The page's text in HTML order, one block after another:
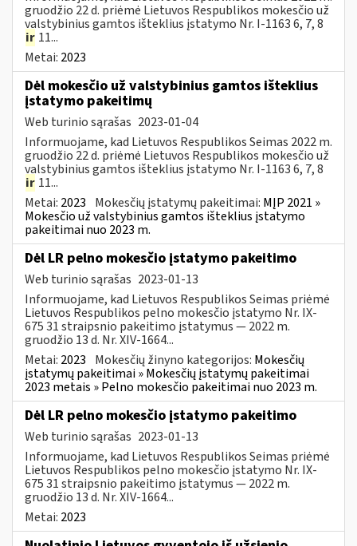
gruodžio 22 d. priėmė Lietuvos Respublikos mokesčio už
valstybinius gamtos išteklius įstatymo Nr. I-1163 6, 7, 8
ir 11...
Metai: 2023
Dėl mokesčio už valstybinius gamtos išteklius
įstatymo pakeitimų
Web turinio sąrašas 2023-01-04
Informuojame, kad Lietuvos Respublikos Seimas 2022 m.
gruodžio 22 d. priėmė Lietuvos Respublikos mokesčio už
valstybinius gamtos išteklius įstatymo Nr. I-1163 6, 7, 8
ir 11...
Metai: 2023 Mokesčių įstatymų pakeitimai: MĮP 2021 »
Mokesčio už valstybinius gamtos išteklius įstatymo
pakeitimai nuo 2023 m.
Dėl LR pelno mokesčio įstatymo pakeitimo
Web turinio sąrašas 2023-01-13
Informuojame, kad Lietuvos Respublikos Seimas priėmė
Lietuvos Respublikos pelno mokesčio įstatymo Nr. IX-
675 31 straipsnio pakeitimo įstatymus — 2022 m.
gruodžio 13 d. Nr. XIV-1664...
Metai: 2023 Mokesčių žinyno kategorijos: Mokesčių
įstatymų pakeitimai » Mokesčių įstatymų pakeitimai
2023 metais » Pelno mokesčio pakeitimai nuo 2023 m.
Dėl LR pelno mokesčio įstatymo pakeitimo
Web turinio sąrašas 2023-01-13
Informuojame, kad Lietuvos Respublikos Seimas priėmė
Lietuvos Respublikos pelno mokesčio įstatymo Nr. IX-
675 31 straipsnio pakeitimo įstatymus — 2022 m.
gruodžio 13 d. Nr. XIV-1664...
Metai: 2023